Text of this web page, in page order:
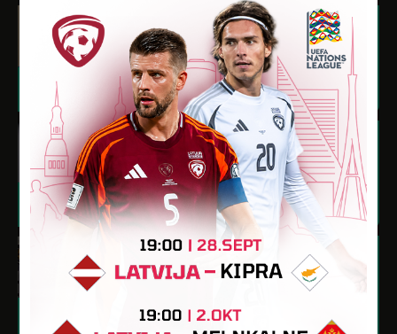
Dainis Sjadro
Dzimšanas datums: 24.01.2008.
Spēlētāja statuss: Amatieris (FSS)
- - -
Andrejs Vaivods
Dzimšanas datums: 19.01.2009.
Spēlētāja statuss: Amatieris (FSS)
5 282 - 1 1
Aigars Valeinis
Dzimšanas datums: 29.06.2009.
Spēlētāja statuss: Amatieris (FSS)
5 360